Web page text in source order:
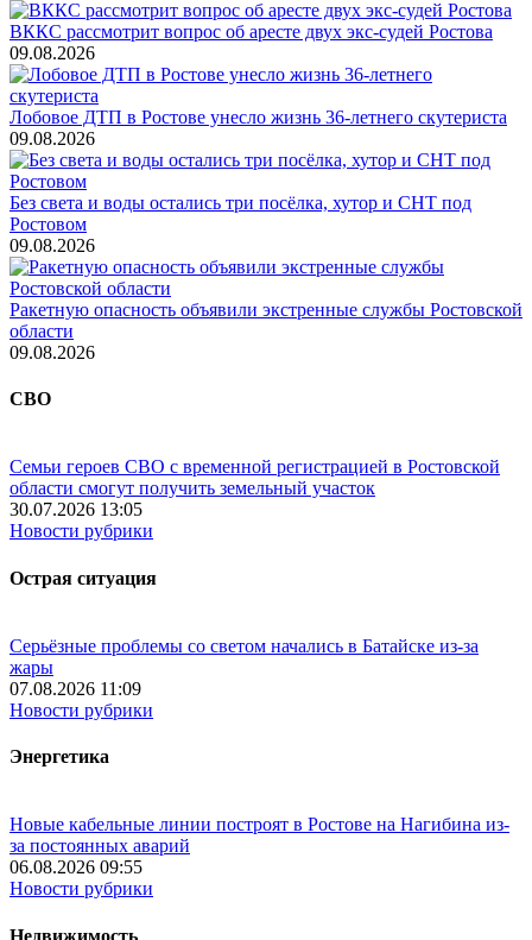
ВККС рассмотрит вопрос об аресте двух экс-судей Ростова
09.08.2026
Лобовое ДТП в Ростове унесло жизнь 36-летнего скутериста
09.08.2026
Без света и воды остались три посёлка, хутор и СНТ под
Ростовом
09.08.2026
Ракетную опасность объявили экстренные службы Ростовской
области
09.08.2026
СВО
Семьи героев СВО с временной регистрацией в Ростовской
области смогут получить земельный участок
30.07.2026 13:05
Новости рубрики
Острая ситуация
Серьёзные проблемы со светом начались в Батайске из-за
жары
07.08.2026 11:09
Новости рубрики
Энергетика
Новые кабельные линии построят в Ростове на Нагибина из-
за постоянных аварий
06.08.2026 09:55
Новости рубрики
Недвижимость